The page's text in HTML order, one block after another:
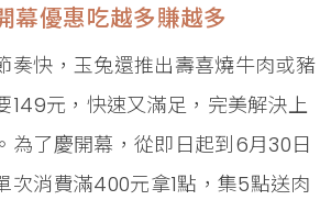
幕優惠吃越多賺越多
奏快，玉兔還推出壽喜燒牛肉或豬
149元，快速又滿足，完美解決上
為了慶開幕，從即日起到6月30日
次消費滿400元拿1點，集5點送肉